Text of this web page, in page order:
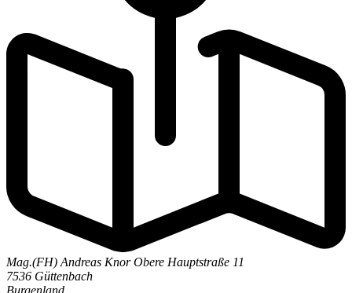
Mag.(FH) Andreas Knor Obere Hauptstraße 11
7536 Güttenbach
Burgenland